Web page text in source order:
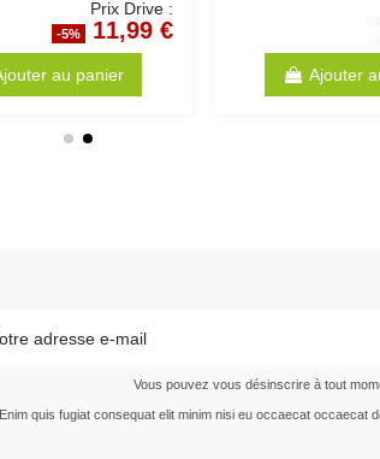
Prix Drive :
-5% 0,99 €
Ajouter au panier
Vous pouvez vous désinscrire à tout
Enim quis fugiat consequat elit minim nisi eu occaecat occaecat